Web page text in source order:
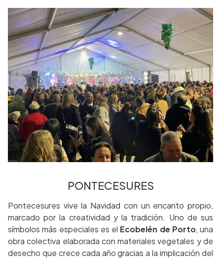
PONTECESURES
Pontecesures vive la Navidad con un encanto propio,
marcado por la creatividad y la tradición. Uno de sus
símbolos más especiales es el Ecobelén de Porto, una
obra colectiva elaborada con materiales vegetales y de
desecho que crece cada año gracias a la implicación del